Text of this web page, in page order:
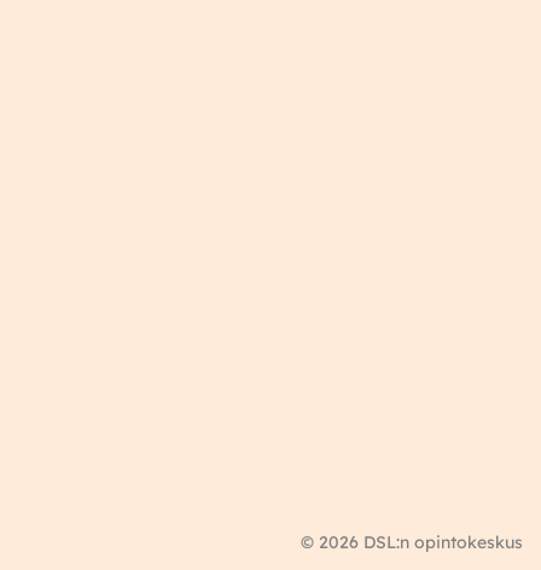
© 2026 DSL:n opintokeskus